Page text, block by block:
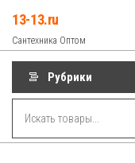
содержимому
13-13.ru
Сантехника Оптом
Рубрики